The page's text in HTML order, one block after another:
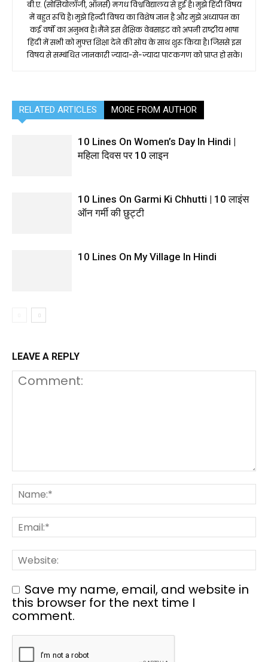
बी.ए. (सोसियोलॉजी, ऑनर्स) मगध विश्वविद्यालय से हुई है। मुझे हिंदी विषय
में बहुत रूचि है। मुझे हिन्दी विषय का विशेष ज्ञान है और मुझे अध्यापन का
कई वर्षों का अनुभव है। मैंने इस शैक्षिक वेबसाइट को अपनी राष्ट्रीय भाषा
हिंदी में सभी को मुफ्त शिक्षा देने की सोच के साथ शुरू किया है। जिससे इस
विषय से सम्बंधित जानकारी ज्यादा-से-ज्यादा पाठकगण को प्राप्त हो सके।
RELATED ARTICLES MORE FROM AUTHOR
10 Lines On Women’s Day In Hindi |
महिला दिवस पर 10 लाइन
10 Lines On Garmi Ki Chhutti | 10 लाइंस
ऑन गर्मी की छुट्टी
10 Lines On My Village In Hindi
LEAVE A REPLY
Save my name, email, and website in
this browser for the next time I
comment.